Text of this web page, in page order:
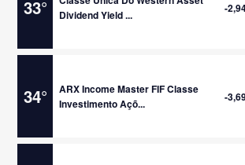
33°
Dividend Yield ...
-
34°
ARX Income Master FIF Classe
Investimento Açõ...
-